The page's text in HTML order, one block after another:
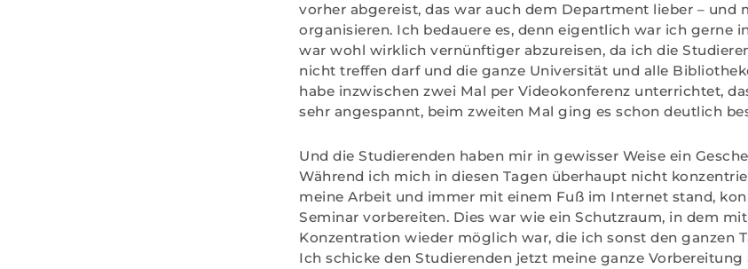
vorher abgereist, das war auch dem Department lieber – und
organisieren. Ich bedauere es, denn eigentlich war ich gerne
war wohl wirklich vernünftiger abzureisen, da ich die
nicht treffen darf und die ganze Universität und alle
habe inzwischen zwei Mal per Videokonferenz unterrichtet,
sehr angespannt, beim zweiten Mal ging es schon deutlich
Und die Studierenden haben mir in gewisser Weise ein
Während ich mich in diesen Tagen überhaupt nicht
meine Arbeit und immer mit einem Fuß im Internet stand,
Seminar vorbereiten. Dies war wie ein Schutzraum, in dem
Konzentration wieder möglich war, die ich sonst den ganzen
Ich schicke den Studierenden jetzt meine ganze Vorbereitung